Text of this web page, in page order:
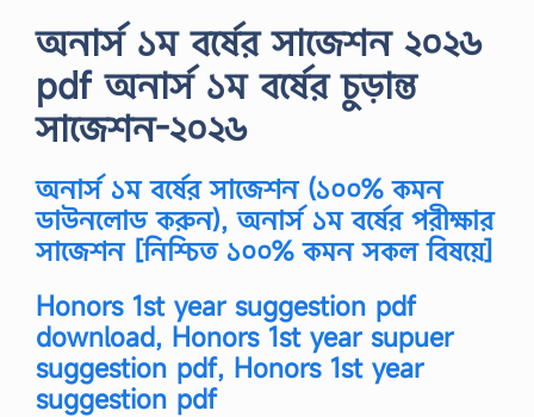
ক
মি
কা
রা
অনার্স ১ম বর্ষের সাজেশন ২০২৬
pdf অনার্স ১ম বর্ষের চুড়ান্ত
সাজেশন-২০২৬
অনার্স ১ম বর্ষের সাজেশন (১০০% কমন
ডাউনলোড করুন), অনার্স ১ম বর্ষের পরীক্ষার
সাজেশন [নিশ্চিত ১০০% কমন সকল বিষয়ে]
Honors 1st year suggestion pdf
download, Honors 1st year supuer
suggestion pdf, Honors 1st year
suggestion pdf